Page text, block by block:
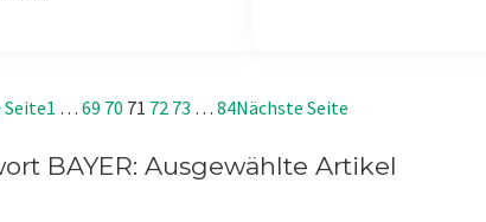
1 … 69 70 71 72 73 … 84Nächste Seite
BAYER: Ausgewählte Artikel